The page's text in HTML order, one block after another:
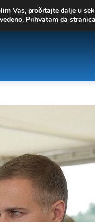
Vas, pročitajte dalje u
Prihvatam da